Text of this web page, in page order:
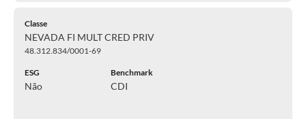
Classe
NEVADA FI MULT CRED PRIV
48.312.834/0001-69
ESG
Não
Benchmark
CDI